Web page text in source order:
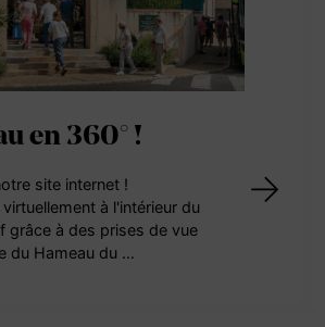
en 360° !
site internet !
à l'intérieur du
grâce à des prises de vue
du Hameau du …